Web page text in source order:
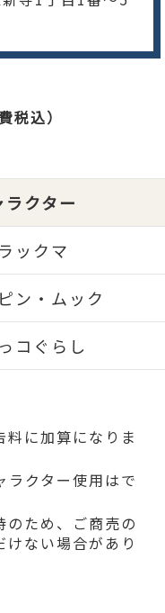
税込）
ラクター
ックマ
ン・ムック
コぐらし
に加算になりま
ラクター使用はで
のため、ご商売の
ない場合があり